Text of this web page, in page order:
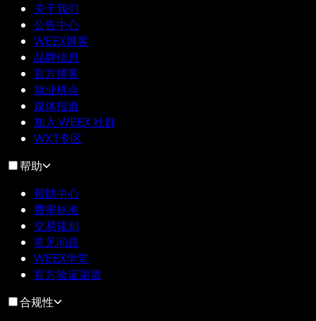
关于我们
公告中心
WEEX博客
品牌信息
官方博客
就业机会
媒体报道
加入 WEEX 社群
WXT专区
帮助
帮助中心
费率标准
交易规则
常见问题
WEEX学堂
官方验证渠道
合规性